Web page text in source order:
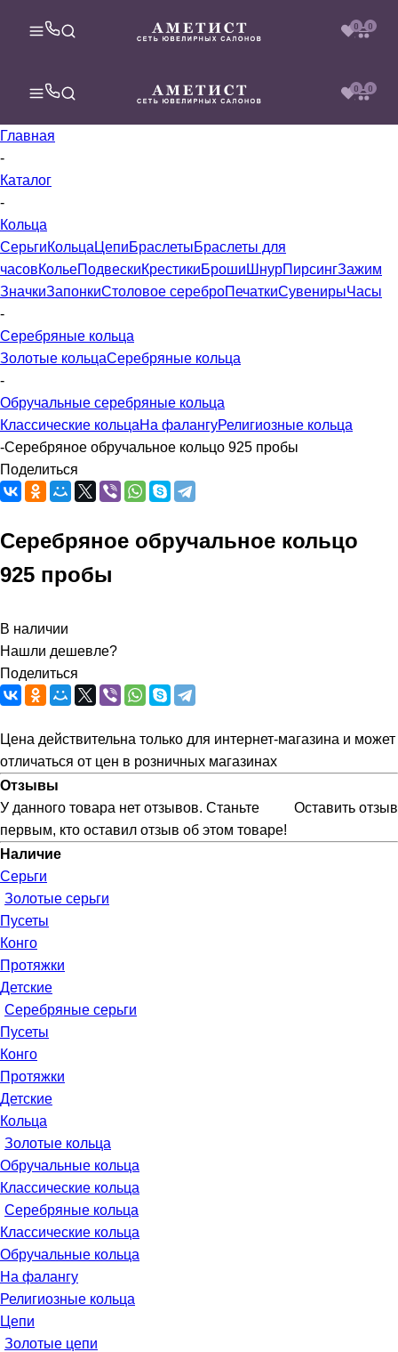
0 0
0 0
Главная
-
Каталог
-
Кольца
СерьгиКольца ЦепиБраслетыБраслеты для
часовКольеПодвескиКрестикиБроши ШнурПирсингЗажим
ЗначкиЗапонкиСтоловое сереброПечаткиСувенирыЧасы
-
Серебряные кольца
Золотые кольцаСеребряные кольца
-
Обручальные серебряные кольца
Классические кольцаНа фалангуРелигиозные кольца
-Серебряное обручальное кольцо 925 пробы
Поделиться
Серебряное обручальное кольцо
925 пробы
В наличии
Нашли дешевле?
Поделиться
Цена действительна только для интернет-магазина и может
отличаться от цен в розничных магазинах
Отзывы
Оставить отзыв
У данного товара нет отзывов. Станьте
первым, кто оставил отзыв об этом товаре!
Наличие
Серьги
Золотые серьги
Пусеты
Конго
Протяжки
Детские
Серебряные серьги
Пусеты
Конго
Протяжки
Детские
Кольца
Золотые кольца
Обручальные кольца
Классические кольца
Серебряные кольца
Классические кольца
Обручальные кольца
На фалангу
Религиозные кольца
Цепи
Золотые цепи